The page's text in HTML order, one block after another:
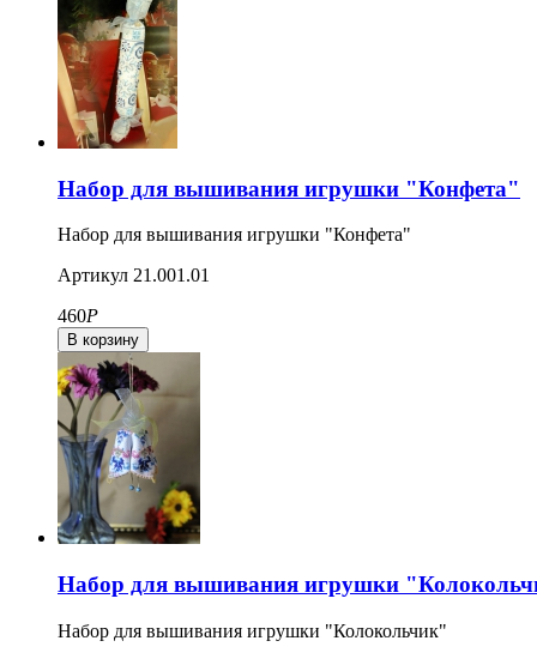
Набор для вышивания игрушки "Конфета"
Набор для вышивания игрушки "Конфета"
Артикул 21.001.01
460Р
Набор для вышивания игрушки
Набор для вышивания игрушки "Колокольчик"